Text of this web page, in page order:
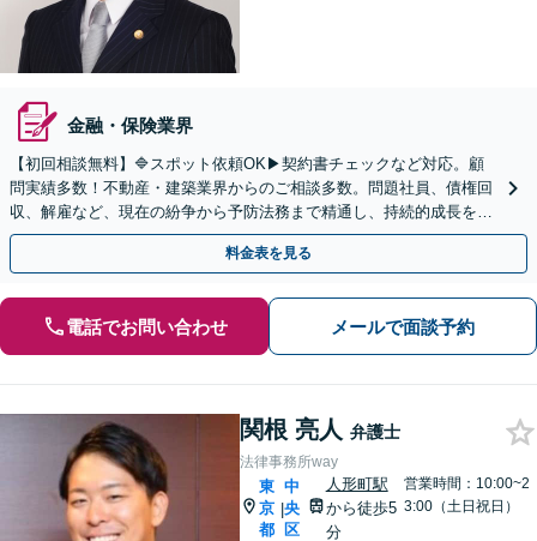
金融・保険業界
【初回相談無料】🔷スポット依頼OK▶︎契約書チェックなど対応。顧
問実績多数！不動産・建築業界からのご相談多数。問題社員、債権回
収、解雇など、現在の紛争から予防法務まで精通し、持続的成長を力
強くサポートします【WEB面談可｜三越前駅1分】
料金表を見る
電話でお問い合わせ メールで面談予約
関根 亮人 弁護士
法律事務所way
東
京
都
|
中
央
区
人形町駅
から徒歩5
分
営業時間：10:00~2
3:00（土日祝日）